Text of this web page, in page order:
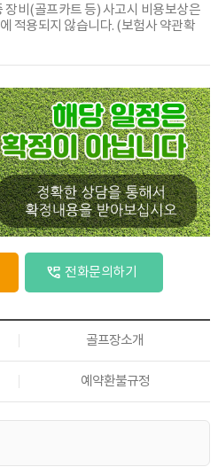
장비(골프카트 등) 사고시 비용보상은
적용되지 않습니다. (보험사 약관확
전화문의하기
골프장소개
예약환불규정